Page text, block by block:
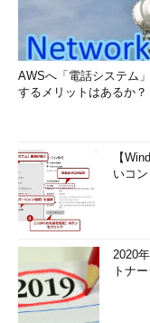
AWSへ「電話システム
するメリットはあるか？
【
いコ
2020
トナ